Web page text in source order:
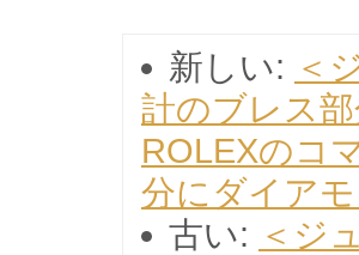
新しい: ＜
計のブレス
ROLEXのコ
分にダイア
古い: ＜ジ